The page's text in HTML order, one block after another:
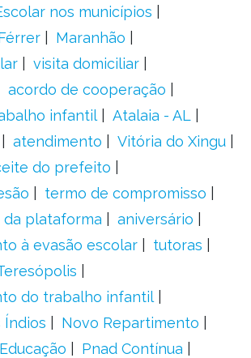
nos municípios
Maranhão
visita domiciliar
acordo de cooperação
infantil
Atalaia - AL
atendimento
Vitória do Xingu
do prefeito
termo de compromisso
da plataforma
aniversário
à evasão escolar
tutoras
do trabalho infantil
Índios
Novo Repartimento
Pnad Contínua